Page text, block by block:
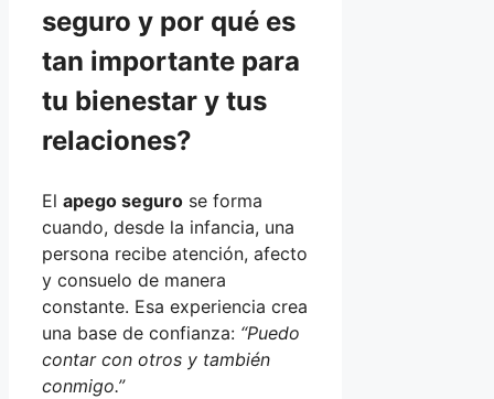
seguro y por qué es
tan importante para
tu bienestar y tus
relaciones?
El apego seguro se forma
cuando, desde la infancia, una
persona recibe atención, afecto
y consuelo de manera
constante. Esa experiencia crea
una base de confianza: “Puedo
contar con otros y también
conmigo.”